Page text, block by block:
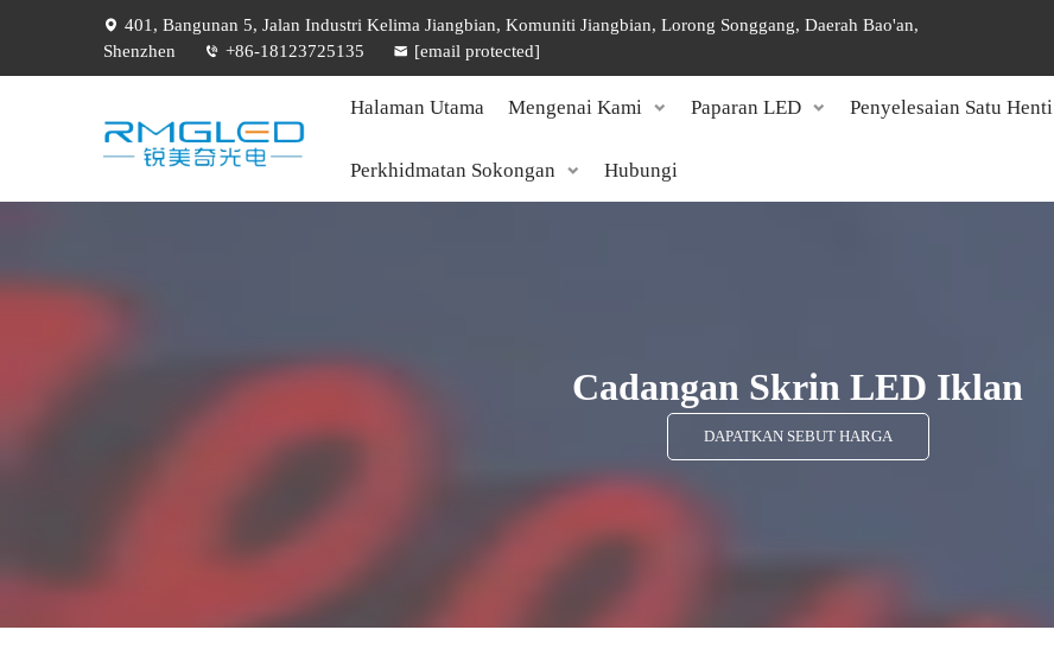
401, Bangunan 5, Jalan Industri Kelima Jiangbian, Komuniti Jiangbian, Lorong Songgang, Daerah Bao'an,
Shenzhen
+86-18123725135 [email protected]
Halaman Utama Mengenai Kami Paparan LED Penyelesaian Satu Henti
Perkhidmatan Sokongan Hubungi
Cadangan Skrin LED Iklan
DAPATKAN SEBUT HARGA